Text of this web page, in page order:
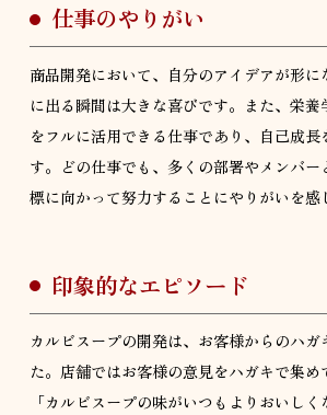
仕事のやりがい
商品開発において、自分のアイデアが形
に出る瞬間は大きな喜びです。また、栄
をフルに活用できる仕事であり、自己成長
す。どの仕事でも、多くの部署やメンバー
標に向かって努力することにやりがいを感
印象的なエピソード
カルビスープの開発は、お客様からのハガ
た。店舗ではお客様の意見をハガキで集め
「カルビスープの味がいつもよりおいし